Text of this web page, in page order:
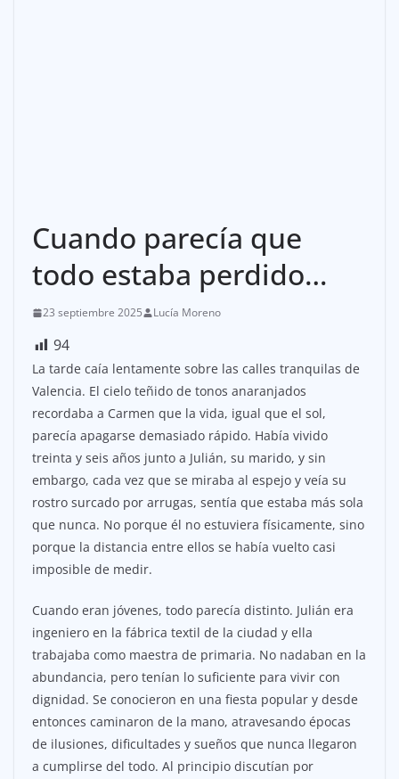
Cuando parecía que
todo estaba perdido…
23 septiembre 2025 Lucía Moreno
94
La tarde caía lentamente sobre las calles tranquilas de
Valencia. El cielo teñido de tonos anaranjados
recordaba a Carmen que la vida, igual que el sol,
parecía apagarse demasiado rápido. Había vivido
treinta y seis años junto a Julián, su marido, y sin
embargo, cada vez que se miraba al espejo y veía su
rostro surcado por arrugas, sentía que estaba más sola
que nunca. No porque él no estuviera físicamente, sino
porque la distancia entre ellos se había vuelto casi
imposible de medir.
Cuando eran jóvenes, todo parecía distinto. Julián era
ingeniero en la fábrica textil de la ciudad y ella
trabajaba como maestra de primaria. No nadaban en la
abundancia, pero tenían lo suficiente para vivir con
dignidad. Se conocieron en una fiesta popular y desde
entonces caminaron de la mano, atravesando épocas
de ilusiones, dificultades y sueños que nunca llegaron
a cumplirse del todo. Al principio discutían por